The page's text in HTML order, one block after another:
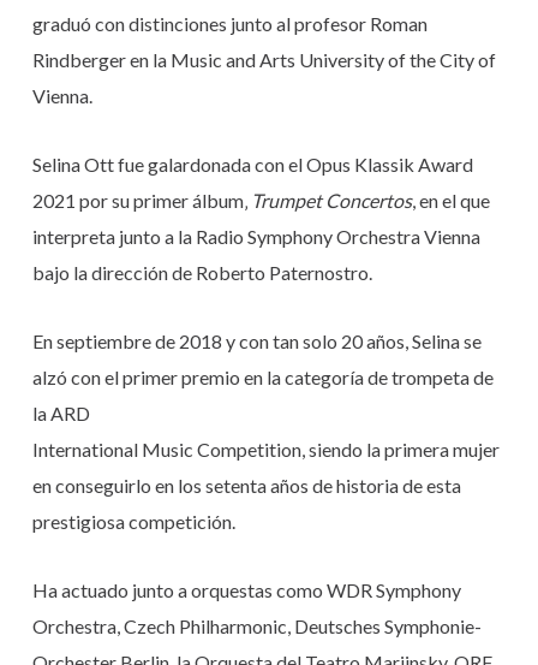
graduó con distinciones junto al profesor Roman
Rindberger en la Music and Arts University of the City of
Vienna.
Selina Ott fue galardonada con el Opus Klassik Award
2021 por su primer álbum‚ Trumpet Concertos, en el que
interpreta junto a la Radio Symphony Orchestra Vienna
bajo la dirección de Roberto Paternostro.
En septiembre de 2018 y con tan solo 20 años, Selina se
alzó con el primer premio en la categoría de trompeta de
la ARD
International Music Competition, siendo la primera mujer
en conseguirlo en los setenta años de historia de esta
prestigiosa competición.
Ha actuado junto a orquestas como WDR Symphony
Orchestra, Czech Philharmonic, Deutsches Symphonie-